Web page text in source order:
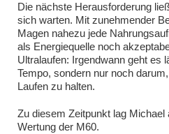
Die nächste Herausforderung
sich warten. Mit zunehmender
Magen nahezu jede
als Energiequelle noch
Ultralaufen: Irgendwann geht es
Tempo, sondern nur noch
Laufen zu halten.
Zu diesem Zeitpunkt lag Michael
Wertung der M60.